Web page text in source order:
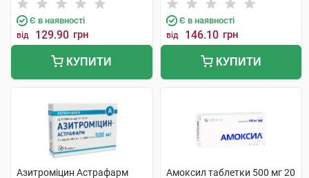
Є в наявності
від 129.90 грн
КУПИТИ
Є в наявності
від 146.10 грн
КУПИТИ
Азитроміцин Астрафарм Амоксил таблетки 500 мг 20